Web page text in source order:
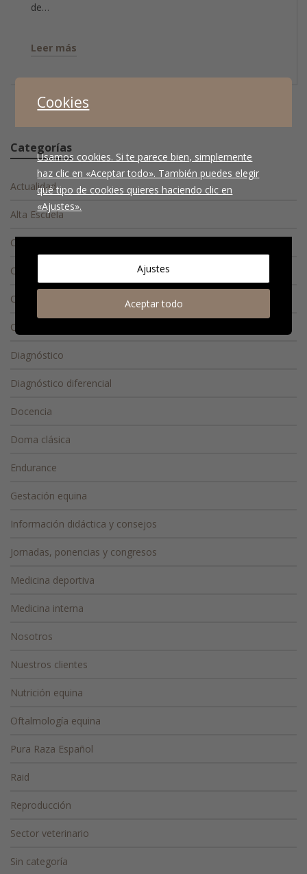
de…
Leer más
Categorías
Actualidad
Alta Escuela
Caso Clínico
Cirugía
Conducta equina
Consejos
Diagnóstico
Diagnóstico diferencial
Docencia
Doma clásica
Endurance
Gestación equina
Información didáctica y consejos
Jornadas, ponencias y congresos
Medicina deportiva
Medicina interna
Nosotros
Nuestros clientes
Nutrición equina
Oftalmología equina
Pura Raza Español
Raid
Reproducción
Sector veterinario
Sin categoría
Cookies
Usamos cookies. Si te parece bien, simplemente
haz clic en «Aceptar todo». También puedes elegir
qué tipo de cookies quieres haciendo clic en
«Ajustes».
Ajustes
Aceptar todo